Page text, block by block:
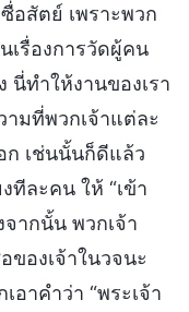
อสัตย์ เพราะพวก
เรื่องการวัดผู้คน
นี่ทำให้งานของเรา
มที่พวกเจ้าแต่ละ
เช่นนั้นก็ดีแล้ว
ทีละคน ให้ “เข้า
จากนั้น พวกเจ้า
ของเจ้าในวจนะ
อาคำว่า “พระเจ้า